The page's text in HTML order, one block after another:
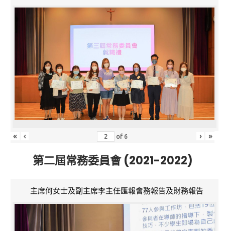
« ‹ of 6 › »
第二屆常務委員會 (2021-2022)
主席何女士及副主席李主任匯報會務報告及財務報告